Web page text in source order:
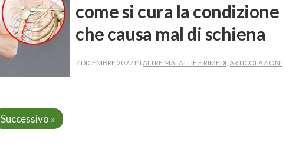
come si cura la condizione
che causa mal di schiena
7 DICEMBRE 2022 INALTRE MALATTIE E RIMEDI ,ARTICOLAZIONI
Successivo »